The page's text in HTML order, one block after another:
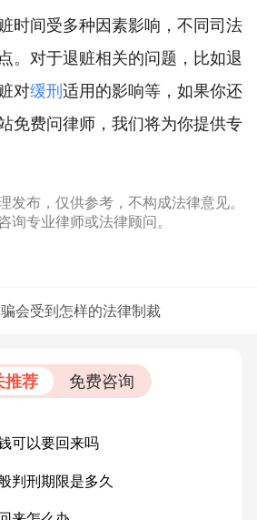
时间受多种因素影响，不同司法
。对于退赃相关的问题，比如退
对缓刑 适用的影响等，如果你还
免费问律师，我们将为你提供专
发布，仅供参考，不构成法律意见。
询专业律师或法律顾问。
会受到怎样的法律制裁
推荐 免费咨询
可以要回来吗
判刑期限是多久